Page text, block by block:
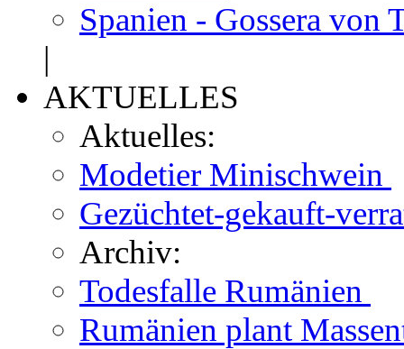
Spanien - Gossera von
|
AKTUELLES
Aktuelles:
Modetier Minischwein
Gezüchtet-gekauft-
Archiv:
Todesfalle Rumänien
Rumänien plant